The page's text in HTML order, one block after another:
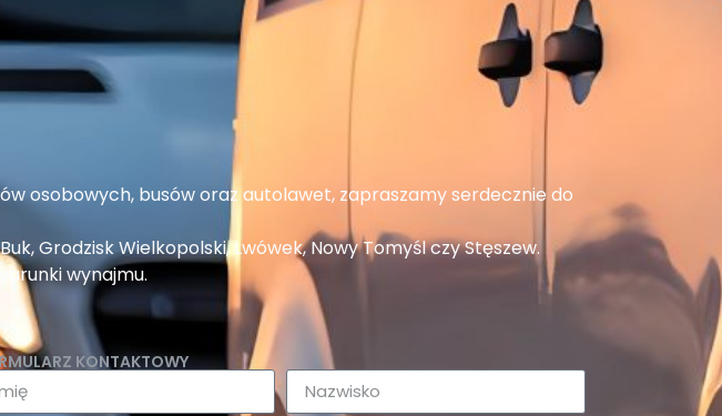
osobowych, busów oraz autolawet, zapraszamy serdecznie do
Grodzisk Wielkopolski, Lwówek, Nowy Tomyśl czy Stęszew.
wynajmu.
KONTAKTOWY